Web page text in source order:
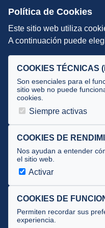
Escuelas de Triatlón
DIRECCIÓN TÉCNICA
Selecciones
Tecnificación
JUECES Y OFICIALES
Documentos
Cursos
Circulares oficiales
Convocatorias y Equipaciones
Política de Cookies
Este sitio web utiliza
A continuación puede
COOKIES TÉCNICAS
Son esenciales para el
sitio web no puede
cookies.
Siempre activas
COOKIES DE
Nos ayudan a entender
el sitio web.
Activar
COOKIES DE
Permiten recordar sus
experiencia.